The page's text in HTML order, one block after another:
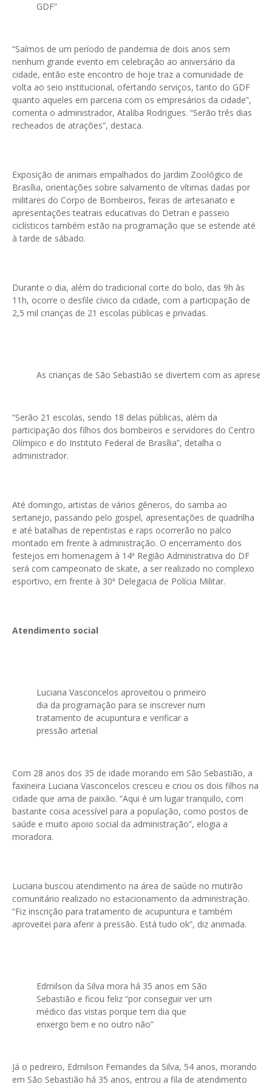
GDF”
“Saímos de um período de pandemia de dois anos sem
nenhum grande evento em celebração ao aniversário da
cidade, então este encontro de hoje traz a comunidade de
volta ao seio institucional, ofertando serviços, tanto do GDF
quanto aqueles em parceria com os empresários da cidade”,
comenta o administrador, Ataliba Rodrigues. “Serão três dias
recheados de atrações”, destaca.
Exposição de animais empalhados do Jardim Zoológico de
Brasília, orientações sobre salvamento de vítimas dadas por
militares do Corpo de Bombeiros, feiras de artesanato e
apresentações teatrais educativas do Detran e passeio
ciclísticos também estão na programação que se estende até
à tarde de sábado.
Durante o dia, além do tradicional corte do bolo, das 9h às
11h, ocorre o desfile cívico da cidade, com a participação de
2,5 mil crianças de 21 escolas públicas e privadas.
As crianças de São Sebastião se divertem com as
“Serão 21 escolas, sendo 18 delas públicas, além da
participação dos filhos dos bombeiros e servidores do Centro
Olímpico e do Instituto Federal de Brasília”, detalha o
administrador.
Até domingo, artistas de vários gêneros, do samba ao
sertanejo, passando pelo gospel, apresentações de quadrilha
e até batalhas de repentistas e raps ocorrerão no palco
montado em frente à administração. O encerramento dos
festejos em homenagem à 14ª Região Administrativa do DF
será com campeonato de skate, a ser realizado no complexo
esportivo, em frente à 30ª Delegacia de Polícia Militar.
Atendimento social
Luciana Vasconcelos aproveitou o primeiro
dia da programação para se inscrever num
tratamento de acupuntura e verificar a
pressão arterial
Com 28 anos dos 35 de idade morando em São Sebastião, a
faxineira Luciana Vasconcelos cresceu e criou os dois filhos na
cidade que ama de paixão. “Aqui é um lugar tranquilo, com
bastante coisa acessível para a população, como postos de
saúde e muito apoio social da administração”, elogia a
moradora.
Luciana buscou atendimento na área de saúde no mutirão
comunitário realizado no estacionamento da administração.
“Fiz inscrição para tratamento de acupuntura e também
aproveitei para aferir a pressão. Está tudo ok”, diz animada.
Edmilson da Silva mora há 35 anos em São
Sebastião e ficou feliz “por conseguir ver um
médico das vistas porque tem dia que
enxergo bem e no outro não”
Já o pedreiro, Edmilson Fernandes da Silva, 54 anos, morando
em São Sebastião há 35 anos, entrou a fila de atendimento